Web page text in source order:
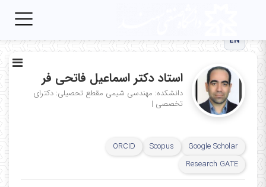
EN
استاد دکتر اسماعیل فاتحی فر
دانشکده: مهندسی شیمی مقطع تحصیلی: دکترای
تخصصی |
Google Scholar
Scopus
ORCID
Research GATE